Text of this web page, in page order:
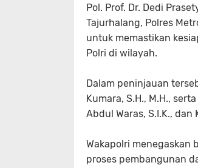
Pol. Prof. Dr. Dedi
Tajurhalang, Polres
untuk memastikan
Polri di wilayah.
Dalam peninjauan
Kumara, S.H., M.H.,
Abdul Waras, S.I.K.,
Wakapolri menegaskan
proses pembangunan